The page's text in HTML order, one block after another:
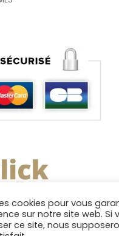
cookies pour vous
sur notre site web. Si
ce site, nous